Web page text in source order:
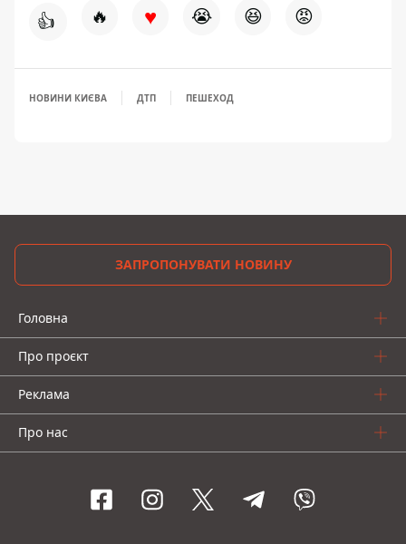
👍 🔥 ♥ 😭 😆 😡
НОВИНИ КИЄВА ДТП ПЕШЕХОД
ЗАПРОПОНУВАТИ НОВИНУ
Головна
Про проєкт
Реклама
Про нас